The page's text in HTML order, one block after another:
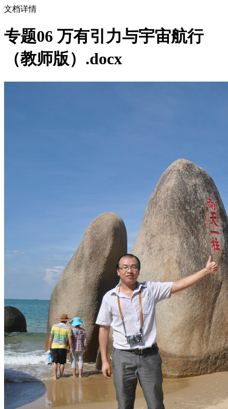
文档详情
专题06 万有引力与宇宙航行
（教师版）.docx